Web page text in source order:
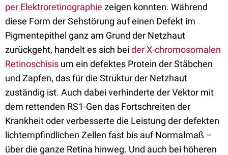
per Elektroretinographie zeigen konnten. Während
diese Form der Sehstörung auf einen Defekt im
Pigmentepithel ganz am Grund der Netzhaut
zurückgeht, handelt es sich bei der X-chromosomalen
Retinoschisis um ein defektes Protein der Stäbchen
und Zapfen, das für die Struktur der Netzhaut
zuständig ist. Auch dabei verhinderte der Vektor mit
dem rettenden RS1-Gen das Fortschreiten der
Krankheit oder verbesserte die Leistung der defekten
lichtempfindlichen Zellen fast bis auf Normalmaß –
über die ganze Retina hinweg. Und auch bei höheren